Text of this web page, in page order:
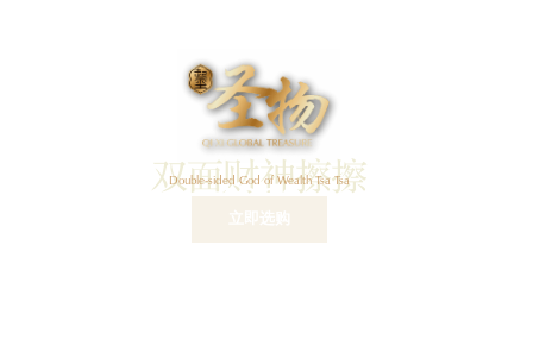
双面财神擦擦
Double-sided God of Wealth Tsa Tsa
$398